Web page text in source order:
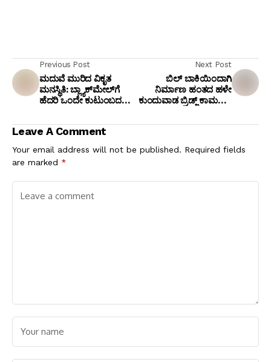
Previous Post
ಮದುವೆ ಮುರಿದ ವಿಕೃತ
ಮನಸ್ಥಿತಿ: ಬ್ಲ್ಯಾಕ್‌ಮೇಲ್‌ಗೆ
ಹೆದರಿ ಒಂದೇ ಕುಟುಂಬದ
Next Post
ಬಿಲ್ ಬಾಕಿಯಿಂದಾಗಿ
ನಿರ್ಮಾಣ ಹಂತದ ಹಳೇ‌
ಕುಂದುವಾಡ ಬ್ರಿಡ್ಜ್ ಕಾಮಗಾರಿ
ಕಾಮಗಾರಿ‌
ಬಂದ್ ಎಚ್ಚರಿಕೆ..!
Leave A Comment
Your email address will not be published. Required fields
are marked *